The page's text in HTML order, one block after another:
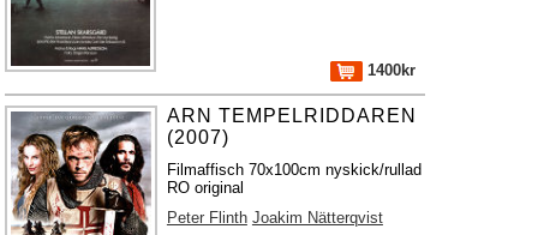
1400kr
ARN TEMPELRIDDAREN
(2007)
Filmaffisch 70x100cm nyskick/rullad
RO original
Peter Flinth Joakim Nätterqvist